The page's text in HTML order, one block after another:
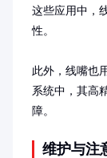
这些应用中，
性。
此外，线嘴也
系统中，其高
障。
维护与注